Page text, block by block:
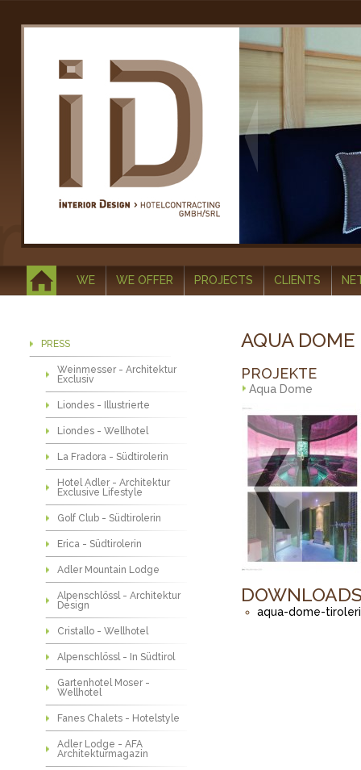
WE WE OFFER PROJECTS CLIENTS
PRESS
Weinmesser - Architektur
Exclusiv
Liondes - Illustrierte
Liondes - Wellhotel
La Fradora - Südtirolerin
Hotel Adler - Architektur
Exclusive Lifestyle
Golf Club - Südtirolerin
Erica - Südtirolerin
Adler Mountain Lodge
Alpenschlössl - Architektur
Design
Cristallo - Wellhotel
Alpenschlössl - In Südtirol
Gartenhotel Moser -
Wellhotel
Fanes Chalets - Hotelstyle
Adler Lodge - AFA
Architekturmagazin
AQUA
PROJEKTE
Aqua Dome
aqua-dome-